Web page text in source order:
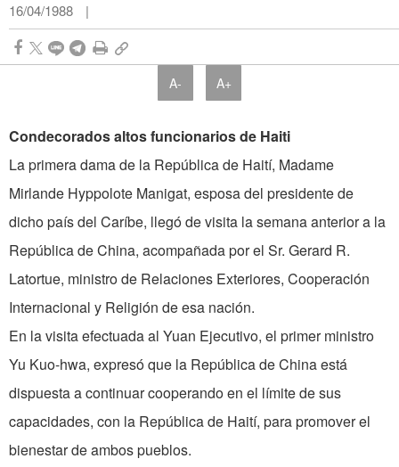
16/04/1988 |
A- A+
Condecorados altos funcionarios de Haiti
La primera dama de la República de Haití, Madame
Mirlande Hyppolote Manigat, esposa del presidente de
dicho país del Caríbe, llegó de visita la semana anterior a la
República de China, acompañada por el Sr. Gerard R.
Latortue, ministro de Relaciones Exteriores, Cooperación
Internacional y Religión de esa nación.
En la visita efectuada al Yuan Ejecutivo, el primer ministro
Yu Kuo-hwa, expresó que la República de China está
dispuesta a continuar cooperando en el límite de sus
capacidades, con la República de Haití, para promover el
bienestar de ambos pueblos.